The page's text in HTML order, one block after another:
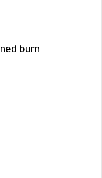
burn